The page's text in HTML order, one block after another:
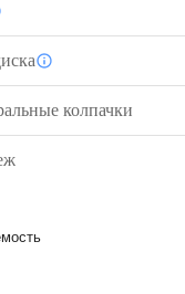
колпачки